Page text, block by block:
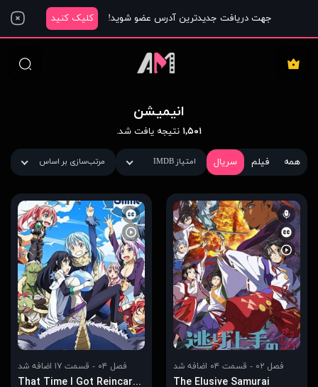
جهت دریافت جدیدترین آدرس عضو شوید! کلیک کنید
انیمیشن
۱,۵۰۱ نتیجه یافت شد.
همه فیلم سریال امتیاز IMDB مرتب‌سازی بر اساس
فصل ۰۲ - قسمت ۰۴ اضافه شد
The Elusive Samurai
فصل ۰۴ - قسمت ۱۷ اضافه شد
That Time I Got Reincarnated as a Slime